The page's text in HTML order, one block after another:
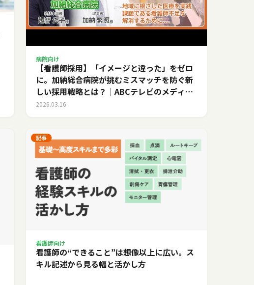
病院向け
【看護師採用】「イメージと違った」をゼロ
に。加納総合病院が挑むミスマッチを防ぐ新
しい採用戦略とは？｜ABCテレビのメディカ
ルキャリア
2026.03.16
記事
看護師向け
看護師の“できること”は想像以上に広い。ス
キル記述から見る幅と活かし方